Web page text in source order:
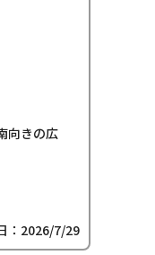
向きの広
：2026/7/29